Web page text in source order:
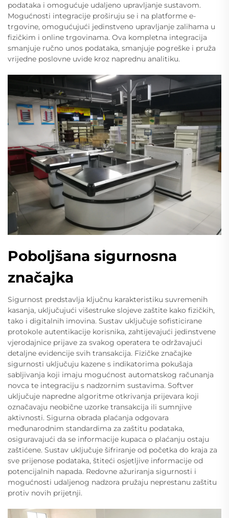
podataka i omogućuje udaljeno upravljanje sustavom.
Mogućnosti integracije proširuju se i na platforme e-
trgovine, omogućujući jedinstveno upravljanje zalihama u
fizičkim i online trgovinama. Ova kompletna integracija
smanjuje ručno unos podataka, smanjuje pogreške i pruža
vrijedne poslovne uvide kroz naprednu analitiku.
Poboljšana sigurnosna
značajka
Sigurnost predstavlja ključnu karakteristiku suvremenih
kasanja, uključujući višestruke slojeve zaštite kako fizičkih,
tako i digitalnih imovina. Sustav uključuje sofisticirane
protokole autentikacije korisnika, zahtijevajući jedinstvene
vjerodajnice prijave za svakog operatera te održavajući
detaljne evidencije svih transakcija. Fizičke značajke
sigurnosti uključuju kazene s indikatorima pokušaja
sabljivanja koji imaju mogućnost automatskog računanja
novca te integraciju s nadzornim sustavima. Softver
uključuje napredne algoritme otkrivanja prijevara koji
označavaju neobične uzorke transakcija ili sumnjive
aktivnosti. Sigurna obrada plaćanja odgovara
međunarodnim standardima za zaštitu podataka,
osiguravajući da se informacije kupaca o plaćanju ostaju
zaštićene. Sustav uključuje šifriranje od početka do kraja za
sve prijenose podataka, štiteći osjetljive informacije od
potencijalnih napada. Redovne ažuriranja sigurnosti i
mogućnosti udaljenog nadzora pružaju neprestanu zaštitu
protiv novih prijetnji.